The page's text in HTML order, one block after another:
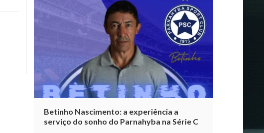
Betinho Nascimento: a experiência a
serviço do sonho do Parnahyba na Série C